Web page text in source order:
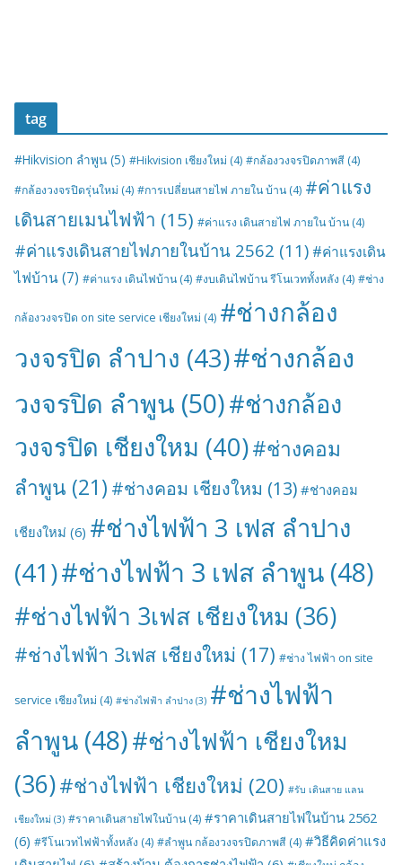
tag
#Hikvision ลำพูน (5) #Hikvision เชียงใหม่ (4) #กล้องวงจรปิดภาพสี (4)
#กล้องวงจรปิดรุ่นใหม่ (4) #การเปลี่ยนสายไฟ ภายใน บ้าน (4) #ค่าแรง
เดินสายเมนไฟฟ้า (15) #ค่าแรง เดินสายไฟ ภายใน บ้าน (4)
#ค่าแรงเดินสายไฟภายในบ้าน 2562 (11) #ค่าแรงเดิน
ไฟบ้าน(7) #ค่าแรง เดินไฟบ้าน (4) #งบเดินไฟบ้าน รีโนเวททั้งหลัง (4) #ช่าง
กล้องวงจรปิด on site service เชียงใหม่ (4) #ช่างกล้อง
วงจรปิด ลำปาง (43)#ช่างกล้อง
วงจรปิด ลำพูน (50)#ช่างกล้อง
วงจรปิด เชียงใหม (40)#ช่างคอม
ลำพูน (21) #ช่างคอม เชียงใหม (13) #ช่างคอม
เชียงใหม่ (6) #ช่างไฟฟ้า 3 เฟส ลำปาง
(41)#ช่างไฟฟ้า 3 เฟส ลำพูน (48)
#ช่างไฟฟ้า 3เฟส เชียงใหม (36)
#ช่างไฟฟ้า 3เฟส เชียงใหม่ (17) #ช่าง ไฟฟ้า on site
service เชียงใหม่ (4) #ช่างไฟฟ้า ลำปาง (3) #ช่างไฟฟ้า
ลำพูน (48)#ช่างไฟฟ้า เชียงใหม
(36)#ช่างไฟฟ้า เชียงใหม่ (20) #รับ เดินสาย แลน
เชียงใหม่ (3) #ราคาเดินสายไฟในบ้าน (4) #ราคาเดินสายไฟในบ้าน 2562
(6) #รีโนเวทไฟฟ้าทั้งหลัง (4) #ลำพูน กล้องวงจรปิดภาพสี (4) #วิธีคิดค่าแรง